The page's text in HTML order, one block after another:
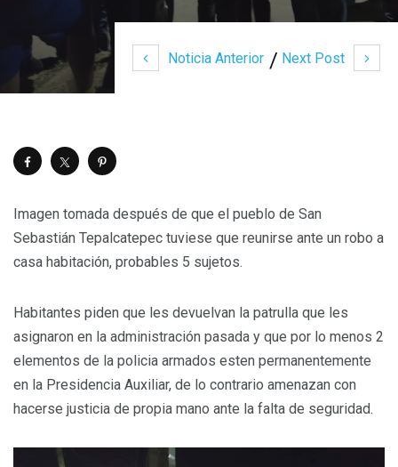
Noticia Anterior Next Post
Imagen tomada después de que el pueblo de San
Sebastián Tepalcatepec tuviese que reunirse ante un robo a
casa habitación, probables 5 sujetos.
Habitantes piden que les devuelvan la patrulla que les
asignaron en la administración pasada y que por lo menos 2
elementos de la policia armados esten permanentemente
en la Presidencia Auxiliar, de lo contrario amenazan con
hacerse justicia de propia mano ante la falta de seguridad.